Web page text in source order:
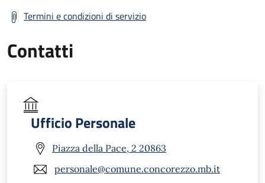
Termini e condizioni di servizio
Contatti
Ufficio Personale
Piazza della Pace, 2 20863
personale@comune.concorezzo.mb.it